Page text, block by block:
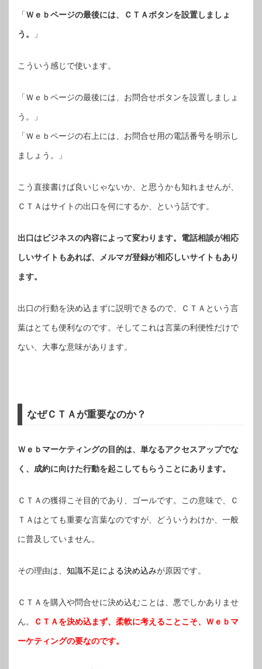
「Ｗｅｂページの最後には、ＣＴＡボタンを設置しましょ
う。 」
こういう感じで使います。
「Ｗｅｂページの最後には、お問合せボタンを設置しましょ
う。」
「Ｗｅｂページの右上には、お問合せ用の電話番号を明示し
ましょう。」
こう直接書けば良いじゃないか、と思うかも知れませんが、
ＣＴＡはサイトの出口を何にするか、という話です。
出口はビジネスの内容によって変わります。電話相談が相応
しいサイトもあれば、メルマガ登録が相応しいサイトもあり
ます。
出口の行動を決め込まずに説明できるので、ＣＴＡという言
葉はとても便利なのです。そしてこれは言葉の利便性だけで
ない、大事な意味があります。
なぜＣＴＡが重要なのか？
Ｗｅｂマーケティングの目的は、単なるアクセスアップでな
く、成約に向けた行動を起こしてもらうことにあります。
ＣＴＡの獲得こそ目的であり、ゴールです。この意味で、Ｃ
ＴＡはとても重要な言葉なのですが、どういうわけか、一般
に普及していません。
その理由は、 知識不足による決め込みが原因です。
ＣＴＡを購入や問合せに決め込むことは、悪でしかありませ
ん。 ＣＴＡを決め込まず、柔軟に考えることこそ、Ｗｅｂマ
ーケティングの要なのです。